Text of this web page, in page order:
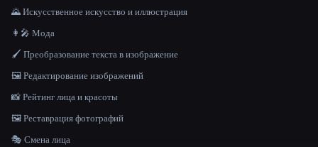
🌄 Искусственное искусство и иллюстрация
👩‍🎤 Мода
🖌️ Преобразование текста в изображение
🖼️ Редактирование изображений
📸 Рейтинг лица и красоты
🖼️ Реставрация фотографий
🎭 Смена лица